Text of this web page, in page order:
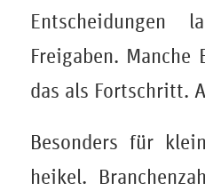
Entscheidungen
Freigaben. Manche
das als Fortschritt.
Besonders für
heikel.